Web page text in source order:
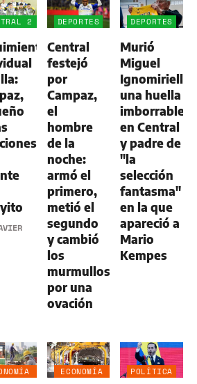
2
1
DEPORTES
Central
festejó
por
Campaz,
el
hombre
de la
noche:
armó el
primero,
metió el
segundo
y cambió
los
murmullos
por una
ovación
DEPORTES
Murió
Miguel
Ignomiriello:
una huella
imborrable
en Central
y padre de
"la
selección
fantasma"
en la que
apareció a
Mario
Kempes
ECONOMÍA
POLÍTICA